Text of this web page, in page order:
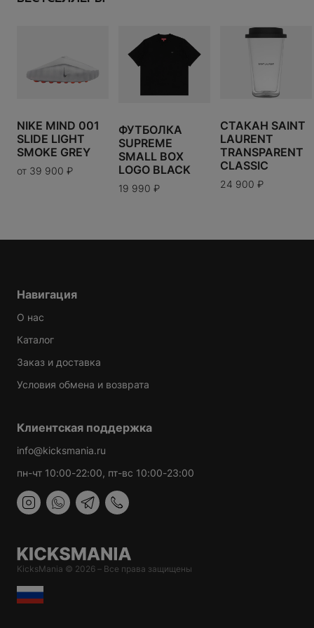
NIKE MIND 001
SLIDE LIGHT
SMOKE GREY
от 39 900 ₽
ФУТБОЛКА
SUPREME
SMALL BOX
LOGO BLACK
19 990 ₽
СТАКАН SAINT
LAURENT
TRANSPARENT
CLASSIC
24 900 ₽
Навигация
О нас
Каталог
Заказ и доставка
Условия обмена и возврата
Клиентская поддержка
info@kicksmania.ru
пн-чт 10:00-22:00, пт-вс 10:00-23:00
KicksMania © 2026 – Все права защищены
17 990₽
UK
XXS XS
M
L
XL XXL
Варианты доставки можно будет узнать при
В КОРЗИНУ